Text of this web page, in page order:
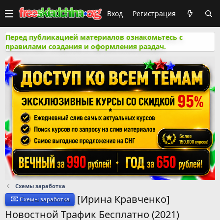
Вход Регистрация
Перед публикацией материалов ознакомьтесь с
правилами создания и оформления раздач.
Схемы заработка
Схемы заработка
[Ирина Кравченко]
Новостной Трафик Бесплатно (2021)